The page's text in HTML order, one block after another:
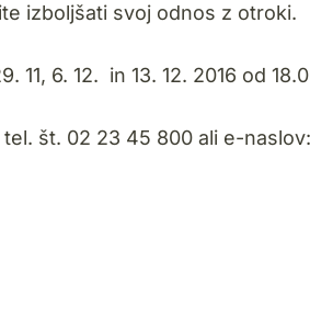
izboljšati svoj odnos z otroki.
6. 12. in 13. 12. 2016 od
tel. št. 02 23 45 800 ali e-naslov: